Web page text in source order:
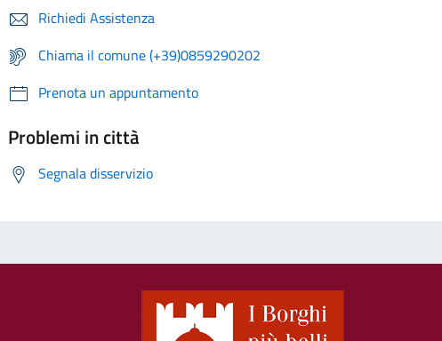
Richiedi Assistenza
Chiama il comune (+39)0859290202
Prenota un appuntamento
Problemi in città
Segnala disservizio